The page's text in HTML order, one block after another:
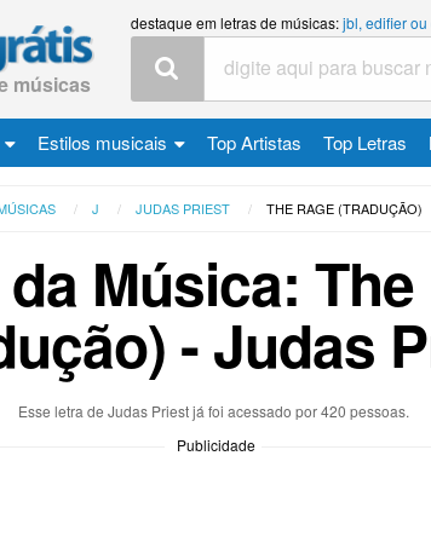
músicas
destaque em letras de músicas:jbl, edifier
Estilos musicais Top Artistas Top Letras
J JUDAS PRIEST THE RAGE (TRADUÇÃO)
Música: The
- Judas
Esse letra de Judas Priest já foi acessado por 420 pessoas.
Publicidade